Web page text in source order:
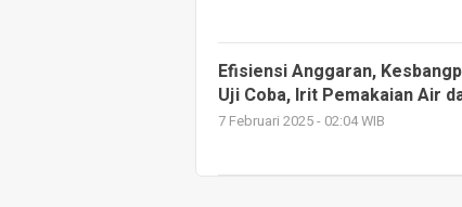
Efisiensi Anggaran,
Uji Coba, Irit Pemakaian Air
7 Februari 2025 - 02:04 WIB